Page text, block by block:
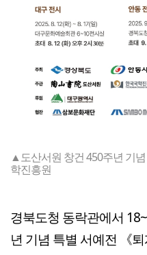
▲도산서원 창건 450주년 기
학진흥원
경북도청 동락관에서
년 기념 특별 서예전 《